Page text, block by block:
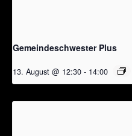
Gemeindeschwester Plus
13. August @ 12:30 - 14:00